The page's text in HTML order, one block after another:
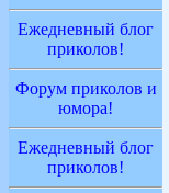
Ежедневный блог
приколов!
Форум приколов и
юмора!
Ежедневный блог
приколов!